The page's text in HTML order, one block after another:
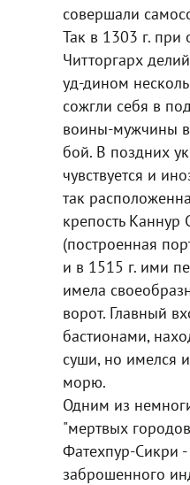
совершали
Так в 1303 г. при
Читторгарх
уд-дином
сожгли себя в
воины-мужчины
бой. В поздних
чувствуется и
так
крепость Каннур
(построенная
и в 1515 г. ими
имела
ворот. Главный
бастионами,
суши, но имелся
морю.
Одним из
"мертвых
Фатехпур-Сикри
заброшенного